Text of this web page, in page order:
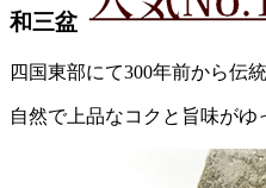
和三盆
四国東部にて300年前から伝
自然で上品なコクと旨味がゆ